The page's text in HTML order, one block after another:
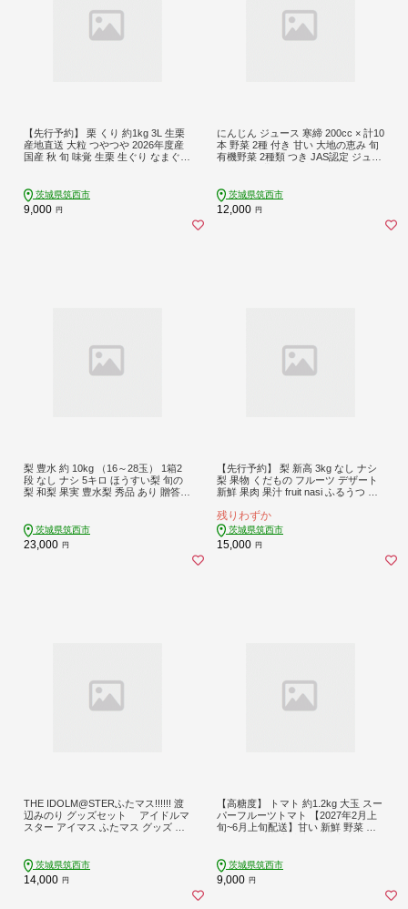
【先行予約】 栗 くり 約1kg 3L 生栗
産地直送 大粒 つやつや 2026年度産
国産 秋 旬 味覚 生栗 生ぐり なまぐり
和菓子 炊き込みご飯 ごはん 秋 味覚
正月 栗きんとん 数量限定 令和8年度
産 R8年度産 茨城県産 関東 茨城 筑西
茨城県筑西市
9,000 円
にんじん ジュース 寒締 200cc × 計10
本 野菜 2種 付き 甘い 大地の恵み 旬
有機野菜 2種類 つき JAS認定 ジュー
にんじんジュース レインボーフュー
チャー 関東 茨城 筑西
茨城県筑西市
12,000 円
梨 豊水 約 10kg （16～28玉） 1箱2
段 なし ナシ 5キロ ほうすい梨 旬の
梨 和梨 果実 豊水梨 秀品 あり 贈答用
ruit nasi 2026年産 先行予約 旬の果物
旬のフルーツ 高評価 大人気 おすす
め 特産品 茨城県産 JA 北つくば 関東
茨城県筑西市
23,000 円
【先行予約】 梨 新高 3kg なし ナシ
梨 果物 くだもの フルーツ デザート
新鮮 果肉 果汁 fruit nasi ふるうつ ふ
いたか 新高梨 ナシ 甘い みずみずし
い 2026年産 特産品 産地直送 農家直
送 お取り寄せ たけうち農園 茨城県
筑西市 関東
残りわずか
茨城県筑西市
15,000 円
THE IDOLM@STERふたマス!!!!!! 渡
辺みのり グッズセット アイドルマ
スター アイマス ふたマス グッズ コ
茨城県筑西市
14,000 円
【高糖度】 トマト 約1.2kg 大玉 スー
パーフルーツトマト 【2027年2月上
旬~6月上旬配送】甘い 新鮮 野菜 フ
tomato 濃い 関東 茨城 筑西 国産 産地
直送 先行予約 昼めし旅
茨城県筑西市
9,000 円